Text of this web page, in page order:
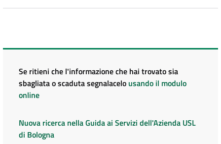
Se ritieni che l'informazione che hai trovato sia
sbagliata o scaduta segnalacelo usando il modulo
online
Nuova ricerca nella Guida ai Servizi dell'Azienda USL
di Bologna